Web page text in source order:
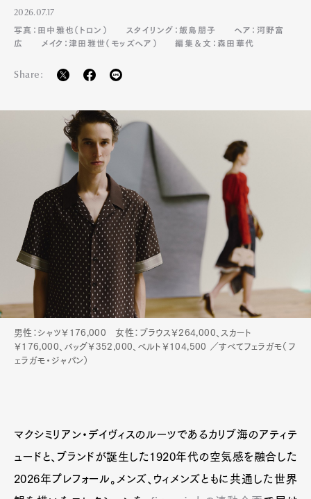
Art&Design Watch Fashion
2026.07.17
写真：田中雅也（トロン）
スタイリング：飯島朋子
ヘア：河野富
広
メイク：津田雅世（モッズヘア） 編集＆文：森田華代
Share:
男性：シャツ￥176,000 女性：ブラウス￥264,000、スカート
￥176,000、バッグ￥352,000、ベルト￥104,500 ／すべてフェラガモ（フ
ェラガモ・ジャパン）
マクシミリアン・デイヴィスのルーツであるカリブ海のアティテ
ュードと、ブランドが誕生した1920年代の空気感を融合した
2026年プレフォール。メンズ、ウィメンズともに共通した世界